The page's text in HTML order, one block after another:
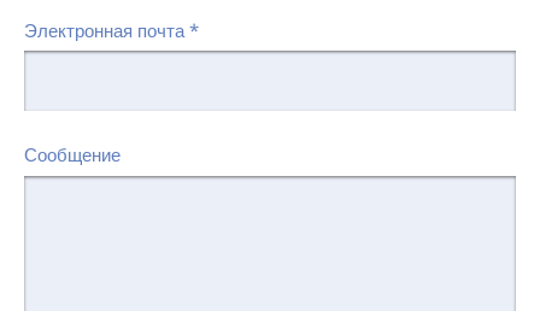
Электронная почта*
Сообщение